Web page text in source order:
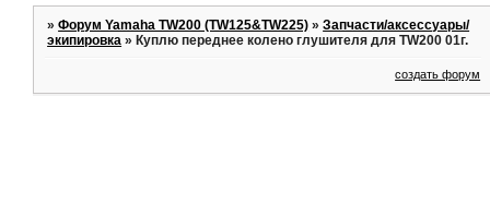
»Форум Yamaha TW200 (TW125&TW225) »Запчасти/аксессуары/
экипировка » Куплю переднее колено глушителя для TW200 01г.
создать форум